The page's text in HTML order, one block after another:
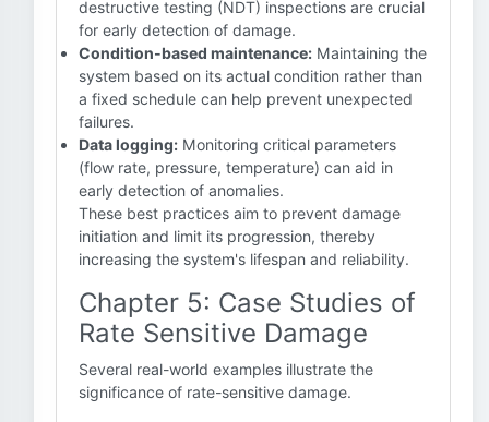
destructive testing (NDT) inspections are crucial
for early detection of damage.
Condition-based maintenance: Maintaining the
system based on its actual condition rather than
a fixed schedule can help prevent unexpected
failures.
Data logging: Monitoring critical parameters
(flow rate, pressure, temperature) can aid in
early detection of anomalies.
These best practices aim to prevent damage
initiation and limit its progression, thereby
increasing the system's lifespan and reliability.
Chapter 5: Case Studies of
Rate Sensitive Damage
Several real-world examples illustrate the
significance of rate-sensitive damage.